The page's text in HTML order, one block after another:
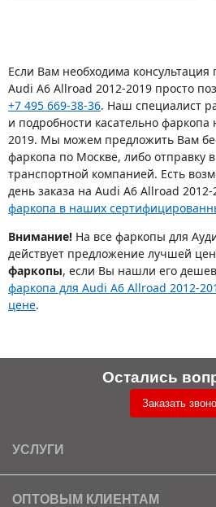
Если Вам необходима
Audi A6 Allroad 2012-2019 просто
+7 495 669-38-36. Наш специалист
и подробности касательно
2019. Мы можем предложить Вам
фаркопа по Москве, либо отправку
транспортной компанией. Есть
день заказа на Audi A6 Allroad
фаркопа в наших
Внимание! На все фаркопы для
действует предложение лучшей
фаркопы, если Вы нашли его
фаркопа для Audi A6 Allroad 2012-
цене.
Остались
Заказать
УСЛУГИ
Установка
ОПТОВЫМ КЛИЕНТАМ